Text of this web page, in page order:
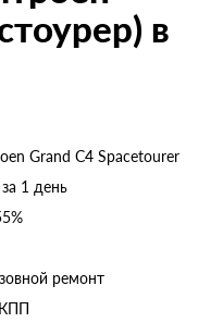
в
Grand C4 Spacetourer
1 день
ремонт